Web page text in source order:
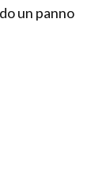
un panno